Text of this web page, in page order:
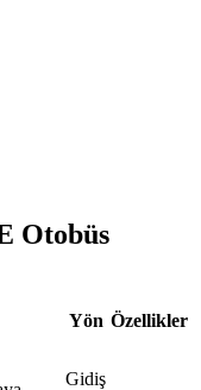
Otobüs
Yön Özellikler
Gidiş